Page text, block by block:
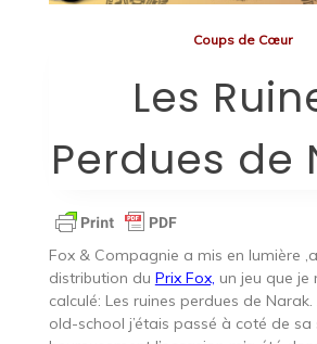
Coups de Cœur
Les
Perdues de
Fox & Compagnie a mis en lumière
distribution du Prix Fox, un jeu que je
calculé: Les ruines perdues de
old-school j’étais passé à coté de